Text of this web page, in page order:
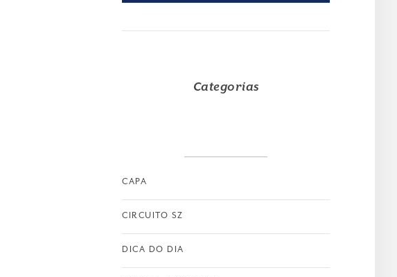
Categorias
CAPA
CIRCUITO SZ
DICA DO DIA